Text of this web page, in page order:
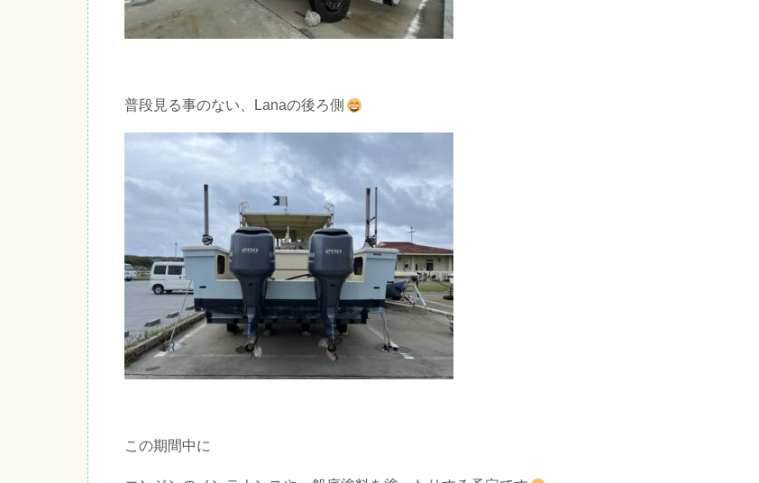
普段見る事のない、Lanaの後ろ側
この期間中に